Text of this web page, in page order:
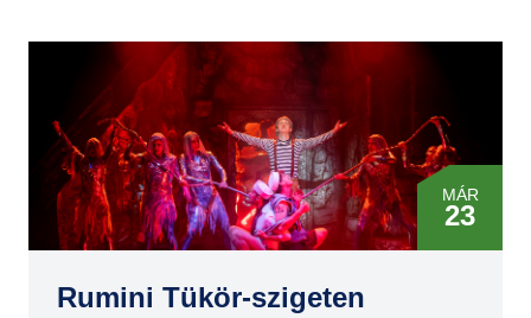
MÁR
23
Rumini Tükör-szigeten